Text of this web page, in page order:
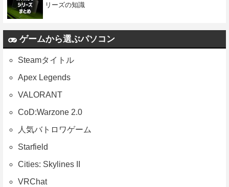
リーズの知識
ゲームから選ぶパソコン
Steamタイトル
Apex Legends
VALORANT
CoD:Warzone 2.0
人気バトロワゲーム
Starfield
Cities: Skylines II
VRChat